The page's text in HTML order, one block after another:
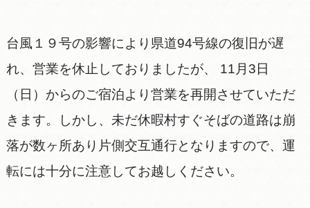
台風１９号の影響により県道94号線の復旧が遅
れ、営業を休止しておりましたが、 11月3日
（日）からのご宿泊より営業を再開させていただ
きます。しかし、未だ休暇村すぐそばの道路は崩
落が数ヶ所あり片側交互通行となりますので、運
転には十分に注意してお越しください。